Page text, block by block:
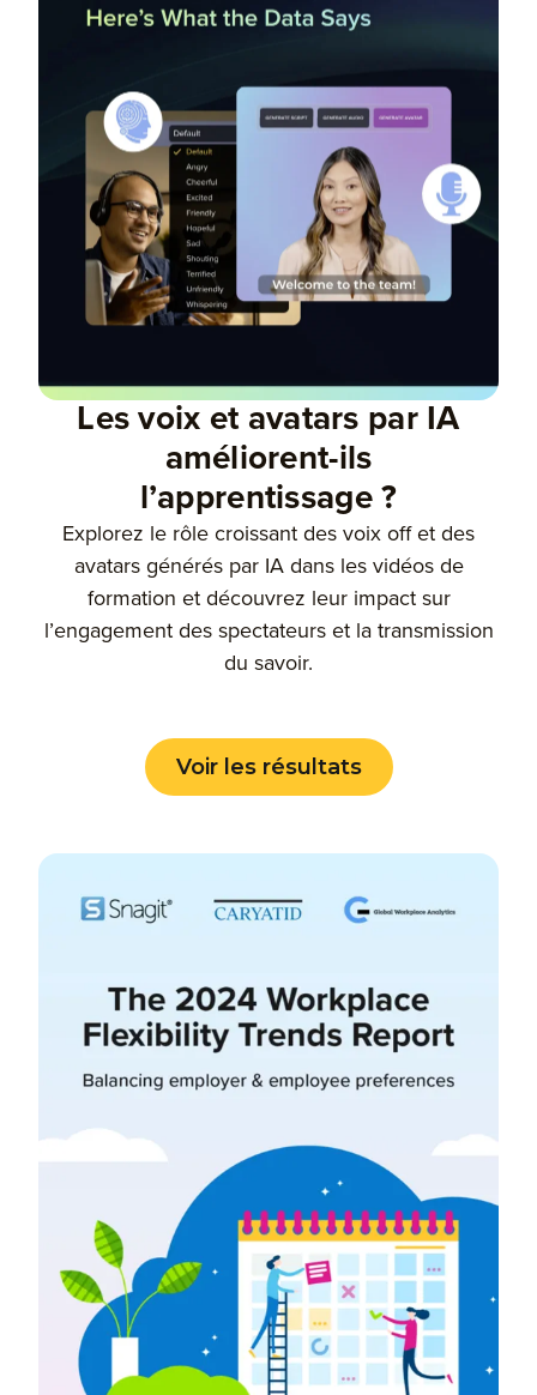
Les voix et avatars par IA
améliorent-ils
l’apprentissage ?
Explorez le rôle croissant des voix off et des
avatars générés par IA dans les vidéos de
formation et découvrez leur impact sur
l’engagement des spectateurs et la transmission
du savoir.
Voir les résultats